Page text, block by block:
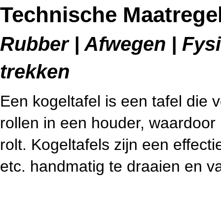
Technische
Rubber | Afwegen |
trekken
Een kogeltafel is een tafel die
rollen in een houder,
rolt. Kogeltafels zijn een
etc. handmatig te draaien en